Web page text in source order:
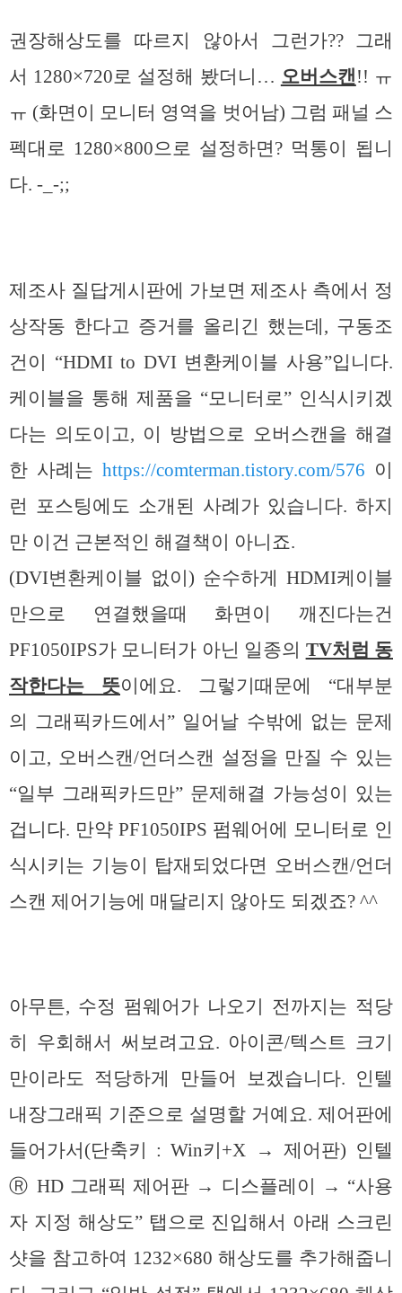
권장해상도를 따르지 않아서 그런가?? 그래
서 1280×720로 설정해 봤더니… 오버스캔!! ㅠ
ㅠ (화면이 모니터 영역을 벗어남) 그럼 패널 스
펙대로 1280×800으로 설정하면? 먹통이 됩니
다. -_-;;
제조사 질답게시판에 가보면 제조사 측에서 정
상작동 한다고 증거를 올리긴 했는데, 구동조
건이 “HDMI to DVI 변환케이블 사용”입니다.
케이블을 통해 제품을 “모니터로” 인식시키겠
다는 의도이고, 이 방법으로 오버스캔을 해결
한 사례는 https://comterman.tistory.com/576 이
런 포스팅에도 소개된 사례가 있습니다. 하지
만 이건 근본적인 해결책이 아니죠.
(DVI변환케이블 없이) 순수하게 HDMI케이블
만으로 연결했을때 화면이 깨진다는건
PF1050IPS가 모니터가 아닌 일종의 TV처럼 동
작한다는 뜻이에요. 그렇기때문에 “대부분
의 그래픽카드에서” 일어날 수밖에 없는 문제
이고, 오버스캔/언더스캔 설정을 만질 수 있는
“일부 그래픽카드만” 문제해결 가능성이 있는
겁니다. 만약 PF1050IPS 펌웨어에 모니터로 인
식시키는 기능이 탑재되었다면 오버스캔/언더
스캔 제어기능에 매달리지 않아도 되겠죠? ^^
아무튼, 수정 펌웨어가 나오기 전까지는 적당
히 우회해서 써보려고요. 아이콘/텍스트 크기
만이라도 적당하게 만들어 보겠습니다. 인텔
내장그래픽 기준으로 설명할 거예요. 제어판에
들어가서(단축키 : Win키+X → 제어판) 인텔
Ⓡ HD 그래픽 제어판 → 디스플레이 → “사용
자 지정 해상도” 탭으로 진입해서 아래 스크린
샷을 참고하여 1232×680 해상도를 추가해줍니